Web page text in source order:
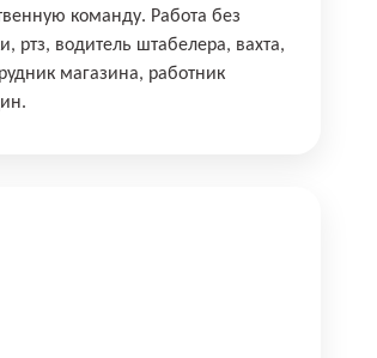
команду. Работа без
ртз, водитель штабелера, вахта,
магазина, работник